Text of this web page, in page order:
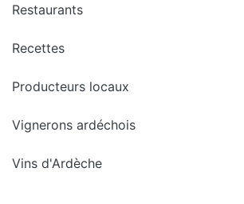
Restaurants
Recettes
Producteurs locaux
Vignerons ardéchois
Vins d'Ardèche